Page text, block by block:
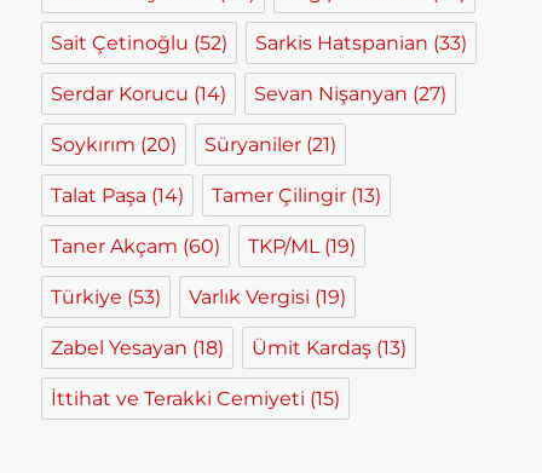
Sait Çetinoğlu (52) Sarkis Hatspanian (33)
Serdar Korucu (14) Sevan Nişanyan (27)
Soykırım (20) Süryaniler (21)
Talat Paşa (14) Tamer Çilingir (13)
Taner Akçam (60) TKP/ML(19)
Türkiye (53) Varlık Vergisi (19)
Zabel Yesayan (18) Ümit Kardaş (13)
İttihat ve Terakki Cemiyeti (15)